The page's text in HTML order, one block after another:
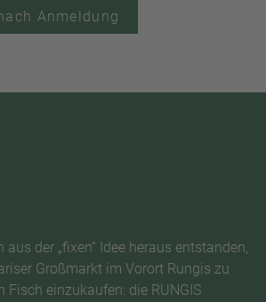
Anmeldung
der „fixen“ Idee heraus entstanden,
Großmarkt im Vorort Rungis zu
Fisch einzukaufen: die RUNGIS